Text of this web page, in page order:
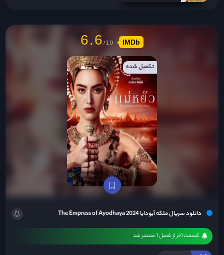
دانلود سریال ملکه آیودایا The Empress of Ayodhaya 2024
قسمت آخر از فصل 1 منتشر شد
6.6 IMDb
تکمیل شده